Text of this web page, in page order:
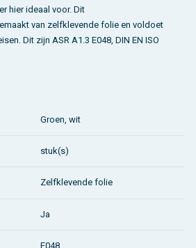
hier ideaal voor. Dit
van zelfklevende folie en voldoet
Dit zijn ASR A1.3 E048, DIN EN ISO
Groen, wit
stuk(s)
Zelfklevende folie
Ja
E048